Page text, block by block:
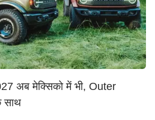
अब मेक्सिको में भी, Outer
साथ